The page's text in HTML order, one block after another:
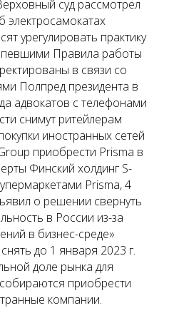
суд рассмотрел
электросамокатах
урегулировать практику
Правила работы
в связи со
Полпред президента в
адвокатов с телефонами
снимут ритейлерам
иностранных сетей
приобрести Prisma в
Финский холдинг S-
Prisma, 4
о решении свернуть
в России из-за
в бизнес-среде»
до 1 января 2023 г.
доле рынка для
приобрести
компании.